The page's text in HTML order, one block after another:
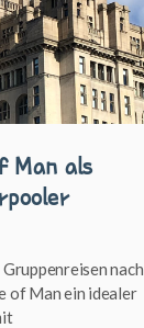
Man als
nach
of Man ein idealer